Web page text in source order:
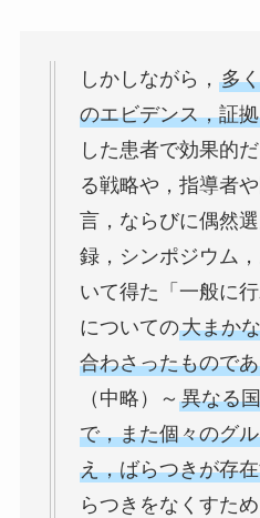
しかしながら， 多
のエビデンス，証
した患者で効果的
る戦略や，指導者
言，ならびに偶然
録，シンポジウム
いて得た「一般に
についての大まか
合わさったもので
（中略）～ 異なる
で，また個々のグ
え，ばらつきが存
らつきをなくすた